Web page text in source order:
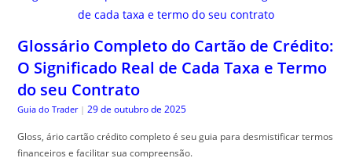
Glossário Completo do Cartão de Crédito:
O Significado Real de Cada Taxa e Termo
do seu Contrato
Guia do Trader | 29 de outubro de 2025
Gloss, ário cartão crédito completo é seu guia para desmistificar termos
financeiros e facilitar sua compreensão.